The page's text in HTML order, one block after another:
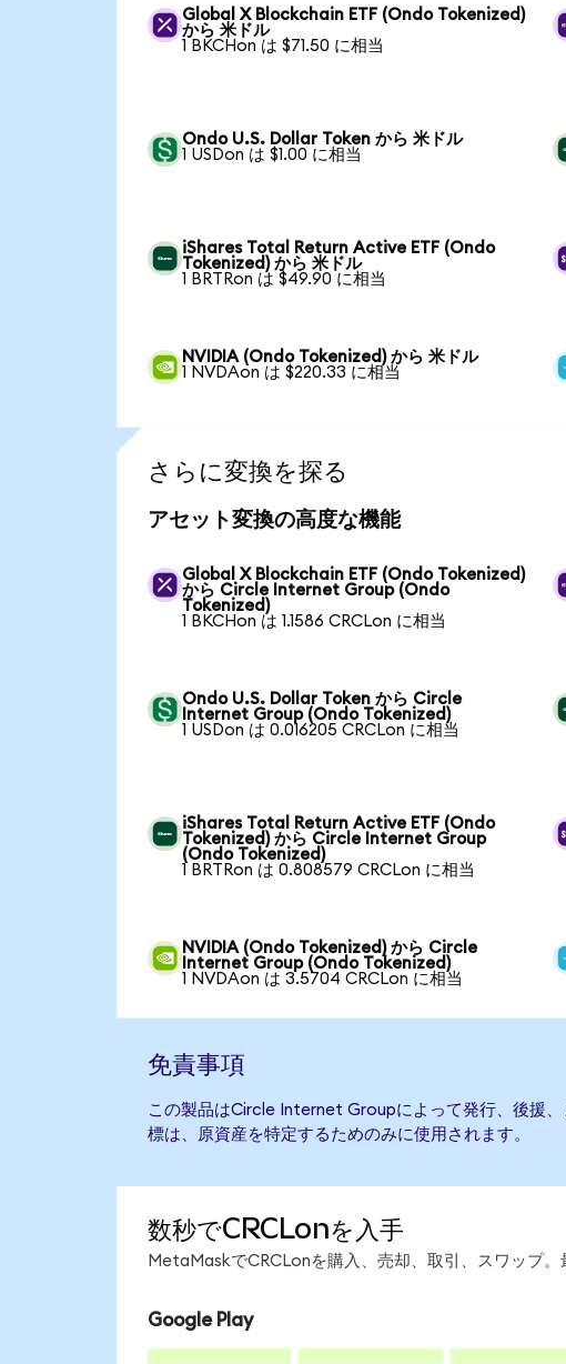
Global X Blockchain ETF (Ondo Tokenized)
から 米ドル
1 BKCHon は $71.50 に相当
Ondo U.S. Dollar Token から 米ドル
1 USDon は $1.00 に相当
iShares Total Return Active ETF (Ondo
Tokenized) から 米ドル
1 BRTRon は $49.90 に相当
NVIDIA (Ondo Tokenized) から 米ドル
1 NVDAon は $220.33 に相当
さらに変換を探る
アセット変換の高度な機能
Global X Blockchain ETF (Ondo Tokenized)
から Circle Internet Group (Ondo
Tokenized)
1 BKCHon は 1.1586 CRCLon に相当
Ondo U.S. Dollar Token から Circle
Internet Group (Ondo Tokenized)
1 USDon は 0.016205 CRCLon に相当
iShares Total Return Active ETF (Ondo
Tokenized) から Circle Internet Group
(Ondo Tokenized)
1 BRTRon は 0.808579 CRCLon に相当
NVIDIA (Ondo Tokenized) から Circle
Internet Group (Ondo Tokenized)
1 NVDAon は 3.5704 CRCLon に相当
免責事項
この製品はCircle Internet Groupによって発行、後援
標は、原資産を特定するためのみに使用されます。
数秒でCRCLonを入手
MetaMaskでCRCLonを購入、売却、取引、スワップ。
Google Play